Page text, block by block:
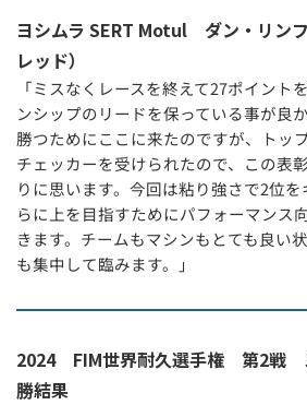
ヨシムラ SERT Motul ダン・リン
レッド）
「ミスなくレースを終えて27ポイント
ンシップのリードを保っている事が良
勝つためにここに来たのですが、トッ
チェッカーを受けられたので、この表
りに思います。今回は粘り強さで2位
らに上を目指すためにパフォーマンス
きます。チームもマシンもとても良い
も集中して臨みます。」
2024 FIM世界耐久選手権 第2戦
勝結果